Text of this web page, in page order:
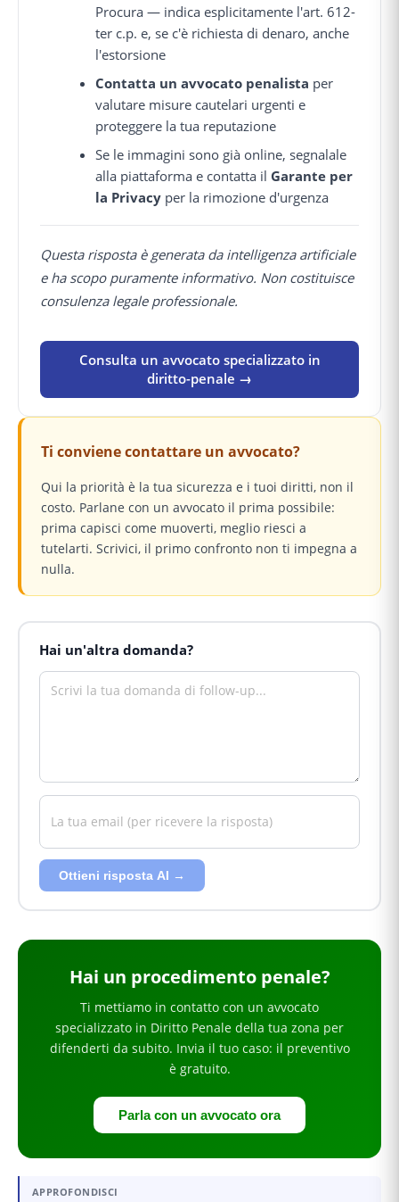
Procura — indica esplicitamente l'art. 612-
ter c.p. e, se c'è richiesta di denaro, anche
l'estorsione
Contatta un avvocato penalista per
valutare misure cautelari urgenti e
proteggere la tua reputazione
Se le immagini sono già online, segnalale
alla piattaforma e contatta il Garante per
la Privacy per la rimozione d'urgenza
Questa risposta è generata da intelligenza artificiale
e ha scopo puramente informativo. Non costituisce
consulenza legale professionale.
Consulta un avvocato specializzato in
diritto-penale →
Ti conviene contattare un avvocato?
Qui la priorità è la tua sicurezza e i tuoi diritti, non il
costo. Parlane con un avvocato il prima possibile:
prima capisci come muoverti, meglio riesci a
tutelarti. Scrivici, il primo confronto non ti impegna a
nulla.
Hai un'altra domanda?
Ottieni risposta AI →
Hai un procedimento penale?
Ti mettiamo in contatto con un avvocato
specializzato in Diritto Penale della tua zona per
difenderti da subito. Invia il tuo caso: il preventivo
è gratuito.
Parla con un avvocato ora
APPROFONDISCI